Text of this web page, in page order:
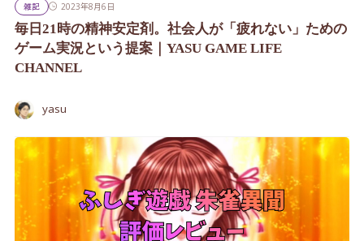
雑記 2023年8月6日
毎日21時の精神安定剤。社会人が「疲れない」ための
ゲーム実況という提案｜YASU GAME LIFE
CHANNEL
yasu